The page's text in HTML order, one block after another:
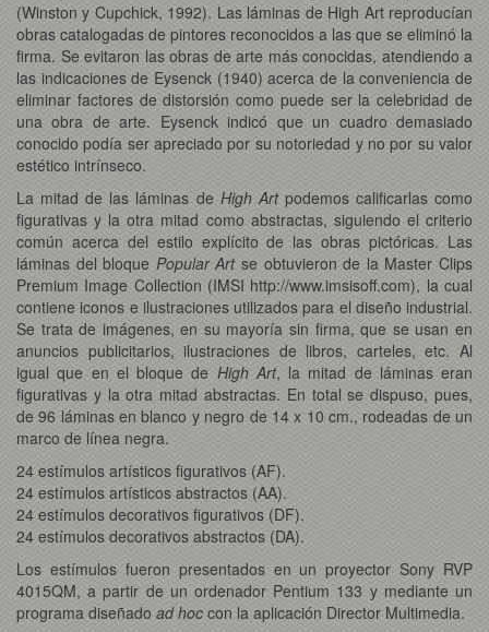
(Winston y Cupchick, 1992). Las láminas de High Art reproducían
obras catalogadas de pintores reconocidos a las que se eliminó la
firma. Se evitaron las obras de arte más conocidas, atendiendo a
las indicaciones de Eysenck (1940) acerca de la conveniencia de
eliminar factores de distorsión como puede ser la celebridad de
una obra de arte. Eysenck indicó que un cuadro demasiado
conocido podía ser apreciado por su notoriedad y no por su valor
estético intrínseco.
La mitad de las láminas de High Art podemos calificarlas como
figurativas y la otra mitad como abstractas, siguiendo el criterio
común acerca del estilo explícito de las obras pictóricas. Las
láminas del bloque Popular Artse obtuvieron de la Master Clips
Premium Image Collection (IMSI http://www.imsisoff.com), la cual
contiene iconos e ilustraciones utilizados para el diseño industrial.
Se trata de imágenes, en su mayoría sin firma, que se usan en
anuncios publicitarios, ilustraciones de libros, carteles, etc. Al
igual que en el bloque de High Art, la mitad de láminas eran
figurativas y la otra mitad abstractas. En total se dispuso, pues,
de 96 láminas en blanco y negro de 14 x 10 cm., rodeadas de un
marco de línea negra.
24 estímulos artísticos figurativos (AF).
24 estímulos artísticos abstractos (AA).
24 estímulos decorativos figurativos (DF).
24 estímulos decorativos abstractos (DA).
Los estímulos fueron presentados en un proyector Sony RVP
4015QM, a partir de un ordenador Pentium 133 y mediante un
programa diseñado ad hoc con la aplicación Director Multimedia.